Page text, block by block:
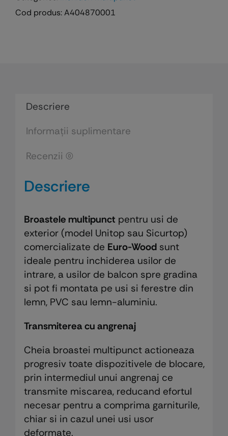
mod.
si
1455
Cod produs:A404870001
Descriere
Informații suplimentare
Recenzii (0)
Descriere
Broastele multipunct pentru usi de
exterior (model Unitop sau Sicurtop)
comercializate de Euro-Woodsunt
ideale pentru inchiderea usilor de
intrare, a usilor de balcon spre gradina
si pot fi montata pe usi si ferestre din
lemn, PVC sau lemn-aluminiu.
Transmiterea cu angrenaj
Cheia broastei multipunct actioneaza
progresiv toate dispozitivele de blocare,
prin intermediul unui angrenaj ce
transmite miscarea, reducand efortul
necesar pentru a comprima garniturile,
chiar si in cazul unei usi usor
deformate.